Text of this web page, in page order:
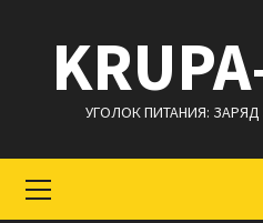
содержимому
УГОЛОК ПИТАНИЯ:
меню